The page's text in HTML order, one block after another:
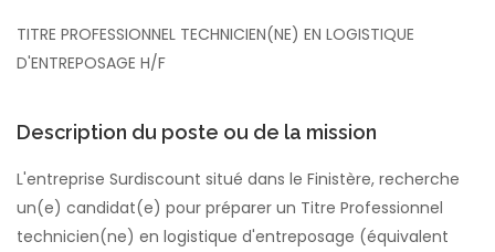
TITRE PROFESSIONNEL TECHNICIEN(NE) EN LOGISTIQUE
D'ENTREPOSAGE H/F
Description du poste ou de la mission
L'entreprise Surdiscount situé dans le Finistère, recherche
un(e) candidat(e) pour préparer un Titre Professionnel
technicien(ne) en logistique d'entreposage (équivalent